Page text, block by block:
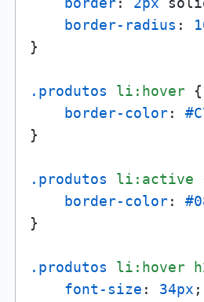
border-radius :
}
.produtos li :hover {
border-color:
}
.produtos li :active
border-color:
}
.produtos li :hover
font-size : 34px ;